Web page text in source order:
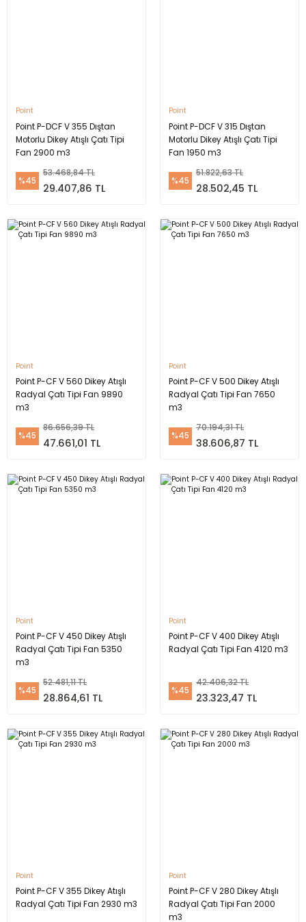
Point
Point P-DCF V 355 Dıştan
Motorlu Dikey Atışlı Çatı Tipi
Fan 2900 m3
%45
53.468,84 TL
29.407,86 TL
Point
Point P-DCF V 315 Dıştan
Motorlu Dikey Atışlı Çatı Tipi
Fan 1950 m3
%45
51.822,63 TL
28.502,45 TL
Point
Point P-CF V 560 Dikey Atışlı
Radyal Çatı Tipi Fan 9890
m3
%45
86.656,39 TL
47.661,01 TL
Point
Point P-CF V 500 Dikey Atışlı
Radyal Çatı Tipi Fan 7650
m3
%45
70.194,31 TL
38.606,87 TL
Point
Point P-CF V 450 Dikey Atışlı
Radyal Çatı Tipi Fan 5350
m3
%45
52.481,11 TL
28.864,61 TL
Point
Point P-CF V 400 Dikey Atışlı
Radyal Çatı Tipi Fan 4120 m3
%45
42.406,32 TL
23.323,47 TL
Point
Point P-CF V 355 Dikey Atışlı
Radyal Çatı Tipi Fan 2930 m3
Point
Point P-CF V 280 Dikey Atışlı
Radyal Çatı Tipi Fan 2000
m3